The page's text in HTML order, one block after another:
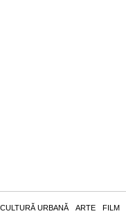
CULTURĂ URBANĂ ARTE FILM